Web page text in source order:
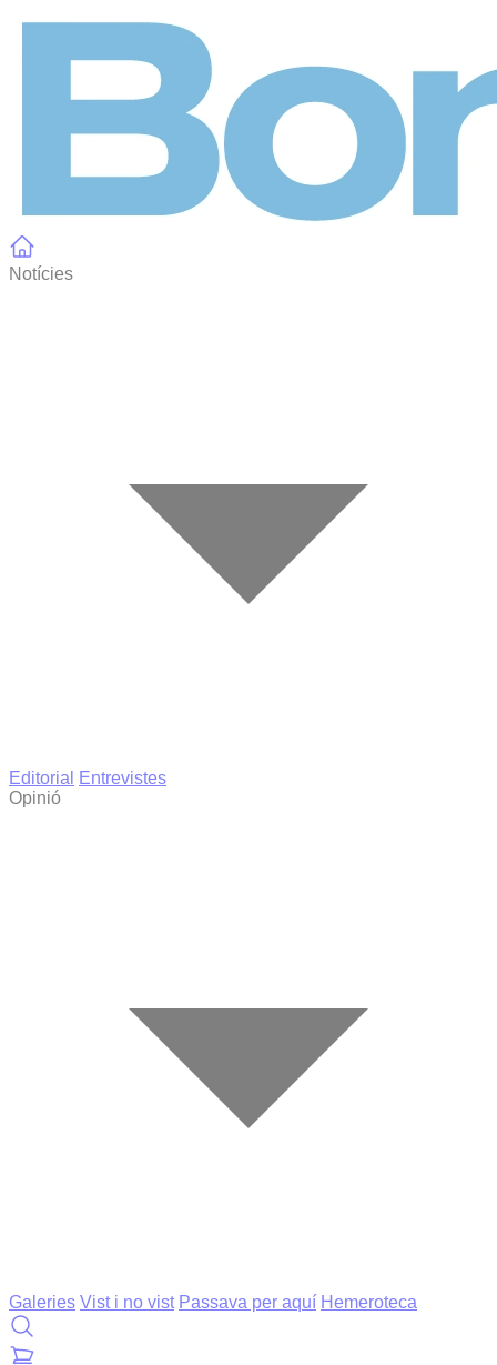
Notícies
Editorial
Entrevistes
Opinió
Galeries Vist i no vist Passava per aquí Hemeroteca